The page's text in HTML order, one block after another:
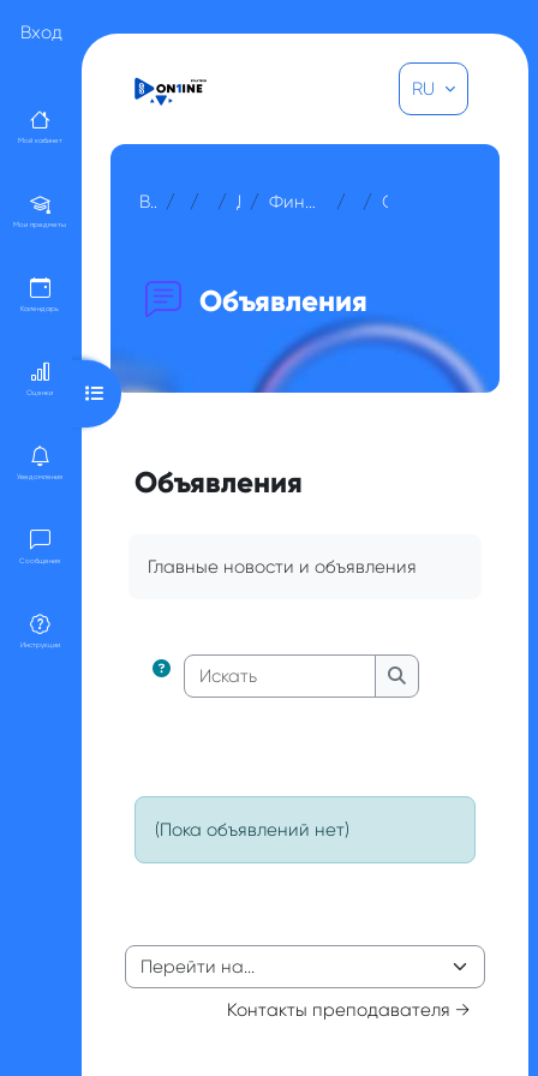
Вход
Мой кабинет
Мои предметы
Календарь
Оценки
Уведомления
Сообщения
Инструкции
RU
В начало КурсыПрочее
Для гостей Финансовый анализ и оценка проектов Общее
Объявления
Открыть оглавление курса
Объявления
Главные новости и объявления
Искать
Искать
(Пока объявлений нет)
Перейти на...
Контакты преподавателя →